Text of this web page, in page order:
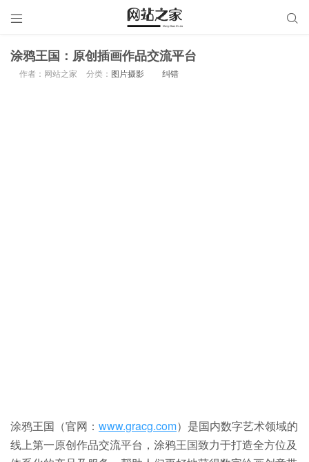
 
涂鸦王国：原创插画作品交流平台
作者：网站之家 分类： 图片摄影 纠错
涂鸦王国（官网： www.gracg.com）是国内数字艺术领域的
线上第一原创作品交流平台，涂鸦王国致力于打造全方位及